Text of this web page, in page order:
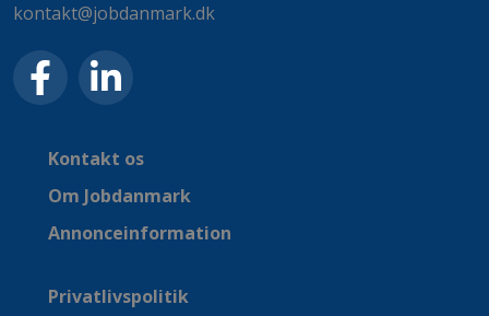
kontakt@jobdanmark.dk
Kontakt os
Om Jobdanmark
Annonceinformation
Privatlivspolitik